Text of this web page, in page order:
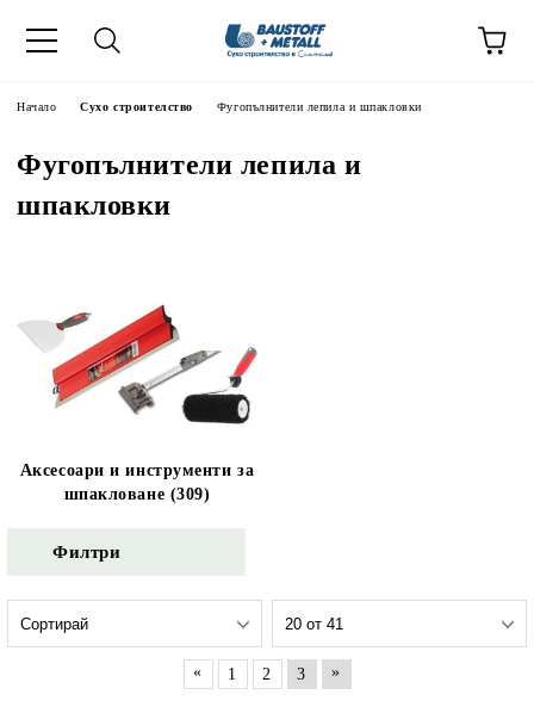
Начало Сухо строителство Фугопълнители лепила и шпакловки
Фугопълнители лепила и
шпакловки
Аксесоари и инструменти за
шпакловане (309)
Филтри
« 1 2 3 »